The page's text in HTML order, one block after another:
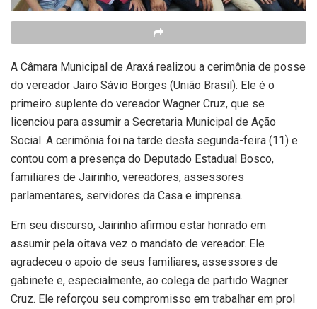
A Câmara Municipal de Araxá realizou a cerimônia de posse
do vereador Jairo Sávio Borges (União Brasil). Ele é o
primeiro suplente do vereador Wagner Cruz, que se
licenciou para assumir a Secretaria Municipal de Ação
Social. A cerimônia foi na tarde desta segunda-feira (11) e
contou com a presença do Deputado Estadual Bosco,
familiares de Jairinho, vereadores, assessores
parlamentares, servidores da Casa e imprensa.
Em seu discurso, Jairinho afirmou estar honrado em
assumir pela oitava vez o mandato de vereador. Ele
agradeceu o apoio de seus familiares, assessores de
gabinete e, especialmente, ao colega de partido Wagner
Cruz. Ele reforçou seu compromisso em trabalhar em prol